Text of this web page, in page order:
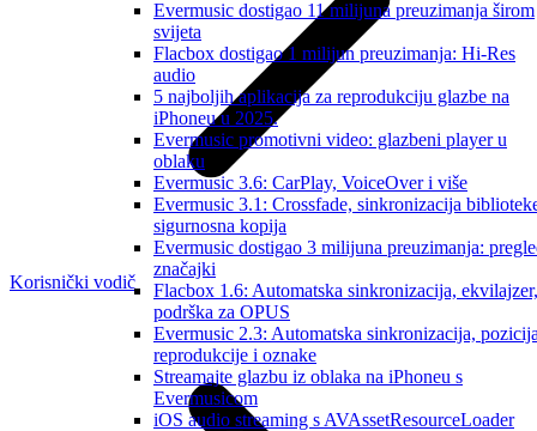
Evermusic dostigao 11 milijuna preuzimanja širom
svijeta
Flacbox dostigao 1 milijun preuzimanja: Hi-Res
audio
5 najboljih aplikacija za reprodukciju glazbe na
iPhoneu u 2025.
Evermusic promotivni video: glazbeni player u
oblaku
Evermusic 3.6: CarPlay, VoiceOver i više
Evermusic 3.1: Crossfade, sinkronizacija
sigurnosna kopija
Evermusic dostigao 3 milijuna preuzimanja:
značajki
Flacbox 1.6: Automatska sinkronizacija, ekvilajzer,
podrška za OPUS
Evermusic 2.3: Automatska sinkronizacija,
reprodukcije i oznake
Streamajte glazbu iz oblaka na iPhoneu s
Evermusicom
iOS audio streaming s AVAssetResourceLoader
Korisnički vodič